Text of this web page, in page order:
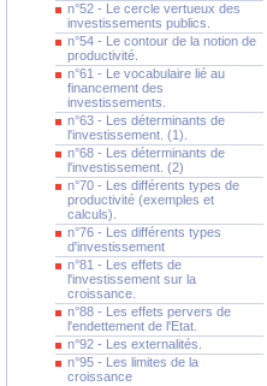
n°52 - Le cercle vertueux des
investissements publics.
n°54 - Le contour de la notion de
productivité.
n°61 - Le vocabulaire lié au
financement des
investissements.
n°63 - Les déterminants de
l'investissement. (1).
n°68 - Les déterminants de
l'investissement. (2)
n°70 - Les différents types de
productivité (exemples et
calculs).
n°76 - Les différents types
d'investissement
n°81 - Les effets de
l'investissement sur la
croissance.
n°88 - Les effets pervers de
l'endettement de l'Etat.
n°92 - Les externalités.
n°95 - Les limites de la
croissance